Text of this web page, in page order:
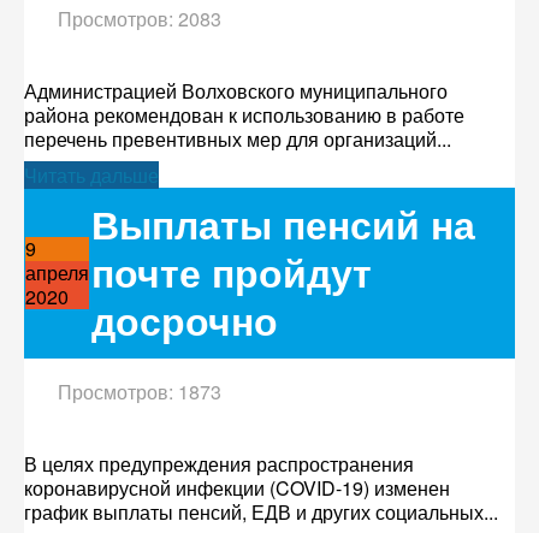
Просмотров: 2083
Администрацией Волховского муниципального
района рекомендован к использованию в работе
перечень превентивных мер для организаций...
Читать дальше
9
апреля
2020
Выплаты пенсий на
почте пройдут
досрочно
Просмотров: 1873
В целях предупреждения распространения
коронавирусной инфекции (COVID-19) изменен
график выплаты пенсий, ЕДВ и других социальных...